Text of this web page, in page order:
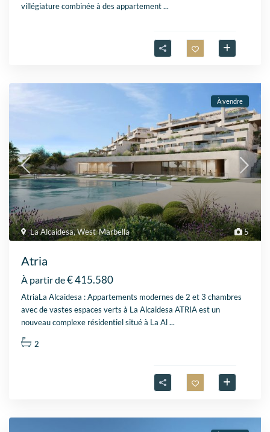
villégiature combinée à des appartement...
5
La Alcaidesa,West-Marbella
À vendre
Atria
À partir de€ 415.580
AtriaLa Alcaidesa : Appartements modernes de 2 et 3 chambres
avec de vastes espaces verts à La Alcaidesa ATRIA est un
nouveau complexe résidentiel situé à La Al...
2